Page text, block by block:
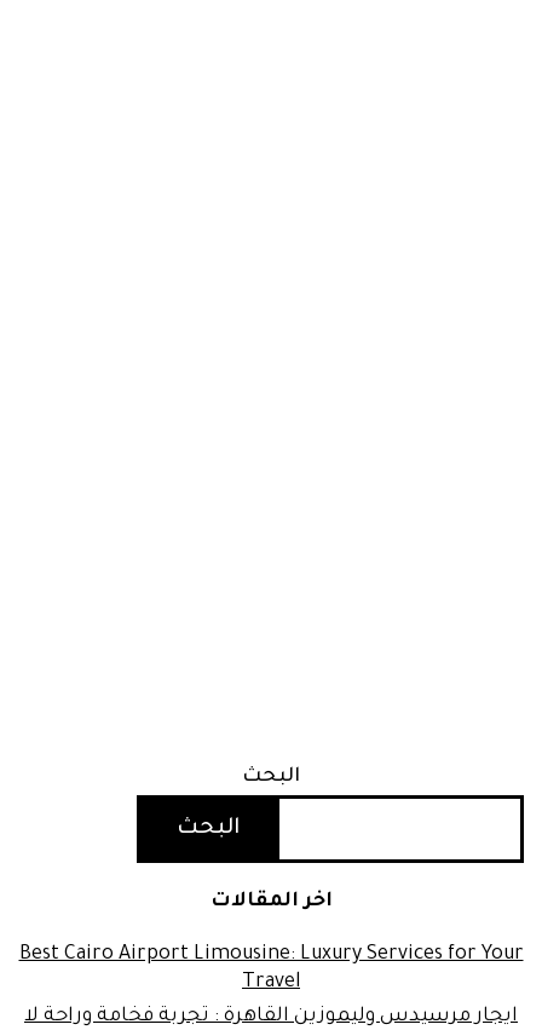
البحث
البحث
اخر المقالات
Best Cairo Airport Limousine: Luxury Services for Your
Travel
ايجار مرسيدس وليموزين القاهرة : تجربة فخامة وراحة لا